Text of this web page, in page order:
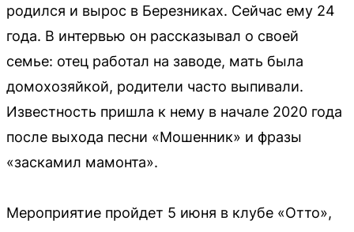
родился и вырос в Березниках. Сейчас ему 24
года. В интервью он рассказывал о своей
семье: отец работал на заводе, мать была
домохозяйкой, родители часто выпивали.
Известность пришла к нему в начале 2020 года
после выхода песни «Мошенник» и фразы
«заскамил мамонта».
Мероприятие пройдет 5 июня в клубе «Отто»,